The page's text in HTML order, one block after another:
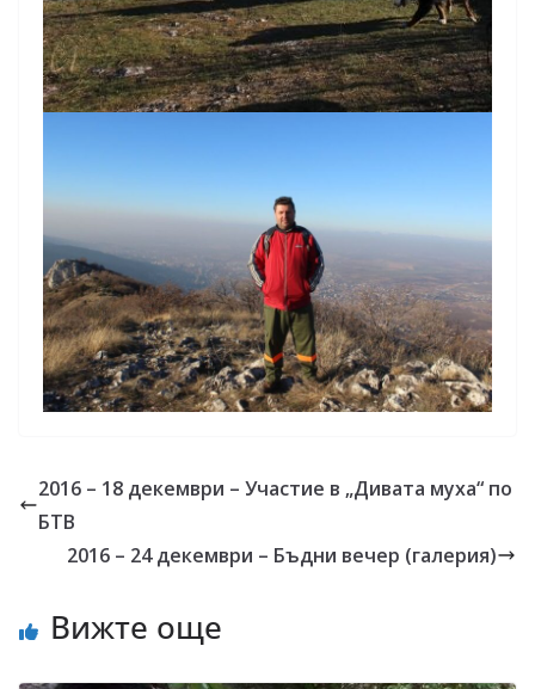
2016 – 18 декември – Участие в „Дивата муха“ по
БТВ
2016 – 24 декември – Бъдни вечер (галерия)
Вижте още